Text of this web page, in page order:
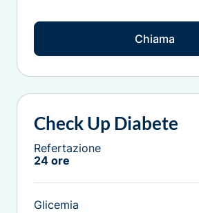
Chiama
Check Up Diabete
Refertazione
24 ore
Glicemia